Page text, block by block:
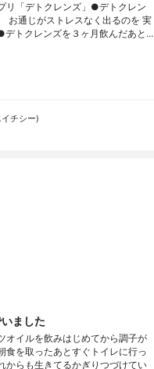
リ「デトクレンズ」●デトクレン
お通じがストレスなく出るのを 実
デトクレンズを３ヶ月飲んだあと…
チシー)
ました
オイルを飲みはじめてから調子が
食を取ったあとすぐトイレに行っ
からも生きてるかぎりつづけてい